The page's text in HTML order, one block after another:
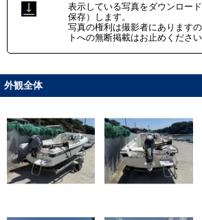
表示している写真をダウンロー
保存）します。
写真の権利は撮影者にあります
トへの無断掲載はお止めください
外観全体